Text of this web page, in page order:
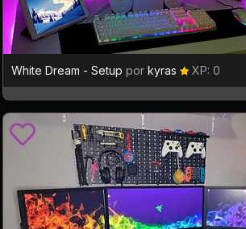
White Dream - Setup por kyras XP: 0